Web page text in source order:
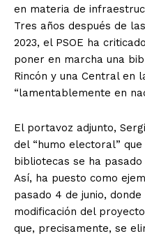
en materia de
Tres años después de
2023, el PSOE ha
poner en marcha una
Rincón y una Central en
“lamentablemente en
El portavoz adjunto,
del “humo electoral”
bibliotecas se ha
Así, ha puesto como
pasado 4 de junio,
modificación del
que, precisamente, se